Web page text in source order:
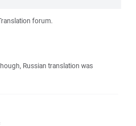
forum.
Russian translation was